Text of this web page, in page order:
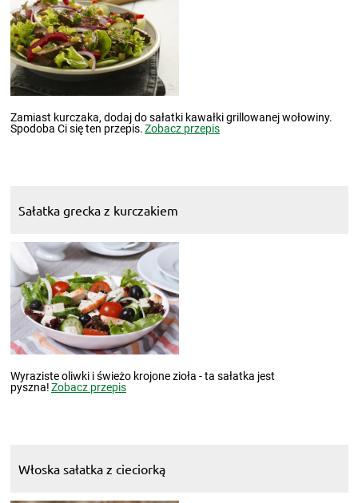
Zamiast kurczaka, dodaj do sałatki kawałki grillowanej wołowiny.
Spodoba Ci się ten przepis.Zobacz przepis
Sałatka grecka z kurczakiem
Wyraziste oliwki i świeżo krojone zioła - ta sałatka jest
pyszna!Zobacz przepis
Włoska sałatka z cieciorką